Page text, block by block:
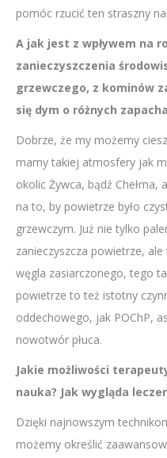
pomóc rzucić ten straszny
A jak jest z wpływem na
zanieczyszczenia
grzewczego, z kominów
się dym o różnych
Dobrze, że my możemy
mamy takiej atmosfery jak
okolic Żywca, bądź Chełma,
na to, by powietrze było
grzewczym. Już nie tylko
zanieczyszcza powietrze,
węgla zasiarczonego, tego
powietrze to też istotny
oddechowego, jak POChP,
nowotwór płuca.
Jakie możliwości
nauka? Jak wygląda
Dzięki najnowszym
możemy określić